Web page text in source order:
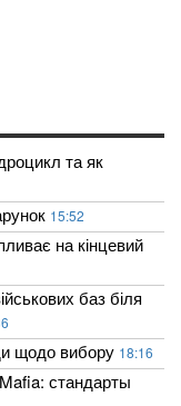
та як
15:52
на кінцевий
баз біля
щодо вибору 18:16
стандарты